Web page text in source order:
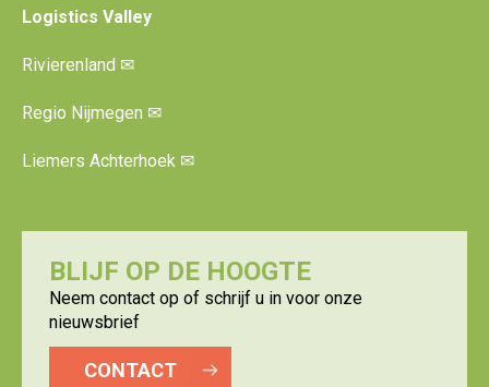
Logistics Valley
Rivierenland ✉
Regio Nijmegen ✉
Liemers Achterhoek ✉
BLIJF OP DE HOOGTE
Neem contact op of schrijf u in voor onze
nieuwsbrief
CONTACT